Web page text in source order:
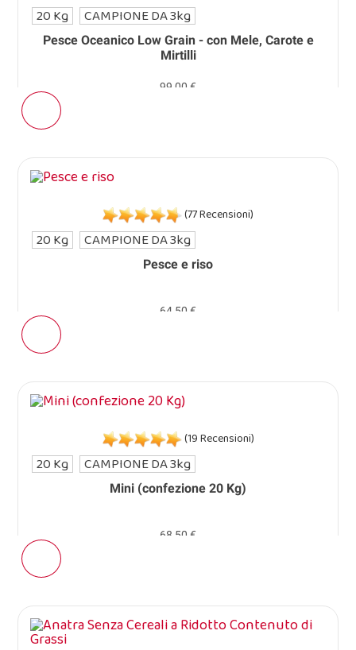
Pesce Oceanico Low Grain - con Mele, Carote e
Mirtilli
99,00 €
20 Kg CAMPIONE DA 3kg
Pesce e riso
(77 Recensioni)
64,50 €
20 Kg CAMPIONE DA 3kg
Mini (confezione 20 Kg)
(19 Recensioni)
68,50 €
20 Kg CAMPIONE DA 3kg